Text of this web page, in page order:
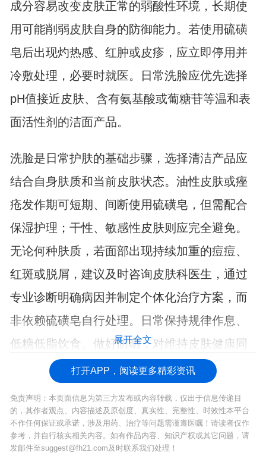
成分容易改变皮肤正常的弱酸性环境，长期使
用可能削弱皮肤自身的防御能力。若使用硫磺
皂后出现灼热感、红肿或皮疹，应立即停用并
冷敷处理，必要时就医。日常洗脸应优先选择
pH值接近皮肤、含有氨基酸或葡糖苷等温和表
面活性剂的洁面产品。
洗脸是日常护肤的基础步骤，选择清洁产品应
结合自身肤质和当前皮肤状态。油性皮肤或痤
疮发作期可短期、间断使用硫磺皂，但需配合
保湿护理；干性、敏感性皮肤则应完全避免。
无论何种肤质，若面部出现持续加重的痘痘、
红斑或脱屑，建议及时咨询皮肤科医生，通过
专业诊断明确病因并制定个体化治疗方案，而
非依赖硫磺皂自行处理。日常保持规律作息、
低糖低脂饮食、做好防晒，对维持皮肤健康同
样重要。
展开全文
打开APP，阅读更多精彩资讯
免责声明：本页面信息为第三方发布或内容转载，仅出于信息传递目
的，其作者观点、内容描述及原创度、真实性、完整性、时效性本平台
不作任何保证或承诺，涉及用药、治疗等问题需谨遵医嘱！请读者仅作
参考，并自行核实相关内容。如有作品内容、知识产权或其它问题，请
发邮件至suggest@fh21.com及时联系我们处理！